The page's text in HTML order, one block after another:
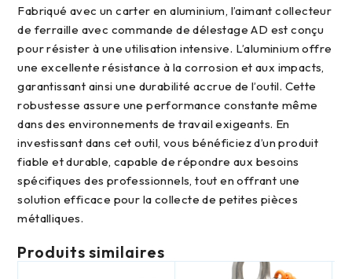
Fabriqué avec un carter en aluminium, l’aimant collecteur
de ferraille avec commande de délestage AD est conçu
pour résister à une utilisation intensive. L’aluminium offre
une excellente résistance à la corrosion et aux impacts,
garantissant ainsi une durabilité accrue de l’outil. Cette
robustesse assure une performance constante même
dans des environnements de travail exigeants. En
investissant dans cet outil, vous bénéficiez d’un produit
fiable et durable, capable de répondre aux besoins
spécifiques des professionnels, tout en offrant une
solution efficace pour la collecte de petites pièces
métalliques.
Produits similaires